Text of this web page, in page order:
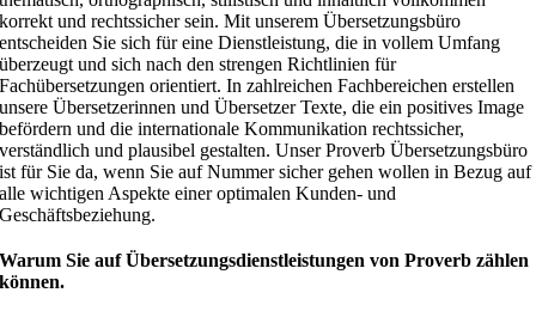
korrekt und rechtssicher sein. Mit unserem Übersetzungsbüro
entscheiden Sie sich für eine Dienstleistung, die in vollem Umfang
überzeugt und sich nach den strengen Richtlinien für
Fachübersetzungen orientiert. In zahlreichen Fachbereichen erstellen
unsere Übersetzerinnen und Übersetzer Texte, die ein positives Image
befördern und die internationale Kommunikation rechtssicher,
verständlich und plausibel gestalten. Unser Proverb Übersetzungsbüro
ist für Sie da, wenn Sie auf Nummer sicher gehen wollen in Bezug auf
alle wichtigen Aspekte einer optimalen Kunden- und
Geschäftsbeziehung.
Warum Sie auf Übersetzungsdienstleistungen von Proverb zählen
können.